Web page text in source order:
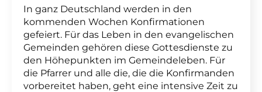
In ganz Deutschland werden in den
kommenden Wochen Konfirmationen
gefeiert. Für das Leben in den evangelischen
Gemeinden gehören diese Gottesdienste zu
den Höhepunkten im Gemeindeleben. Für
die Pfarrer und alle die, die die Konfirmanden
vorbereitet haben, geht eine intensive Zeit zu